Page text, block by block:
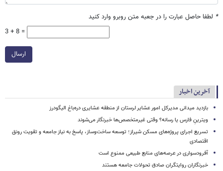
* لطفا حاصل عبارت را در جعبه متن روبرو وارد کنید
3 + 8 =
ارسال
آخرین اخبار
بازدید میدانی مدیرکل امور عشایر لرستان از منطقه عشایری دره‌باغ الیگودرز
ویترینِ فارس یا رسانه؟ وقتی غیرمتخصص‌ها خبرنگار می‌شوند
تسریع اجرای پروژه‌های مسکن شیراز؛ توسعه ساخت‌وساز، پاسخ به نیاز جامعه و تقویت رونق
اقتصادی
آفرودسواری در عرصه‌های منابع طبیعی ممنوع است
خبرنگاران روایتگران صادق تحولات جامعه هستند